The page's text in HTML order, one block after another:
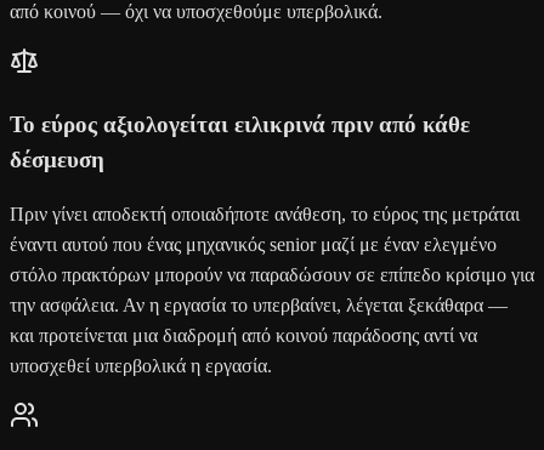
από κοινού — όχι να υποσχεθούμε υπερβολικά.
Το εύρος αξιολογείται ειλικρινά πριν από κάθε
δέσμευση
Πριν γίνει αποδεκτή οποιαδήποτε ανάθεση, το εύρος της μετράται
έναντι αυτού που ένας μηχανικός senior μαζί με έναν ελεγμένο
στόλο πρακτόρων μπορούν να παραδώσουν σε επίπεδο κρίσιμο για
την ασφάλεια. Αν η εργασία το υπερβαίνει, λέγεται ξεκάθαρα —
και προτείνεται μια διαδρομή από κοινού παράδοσης αντί να
υποσχεθεί υπερβολικά η εργασία.